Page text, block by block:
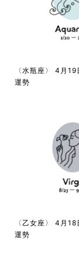
〈水瓶座〉 4月
運勢
〈乙女座〉 4月
運勢